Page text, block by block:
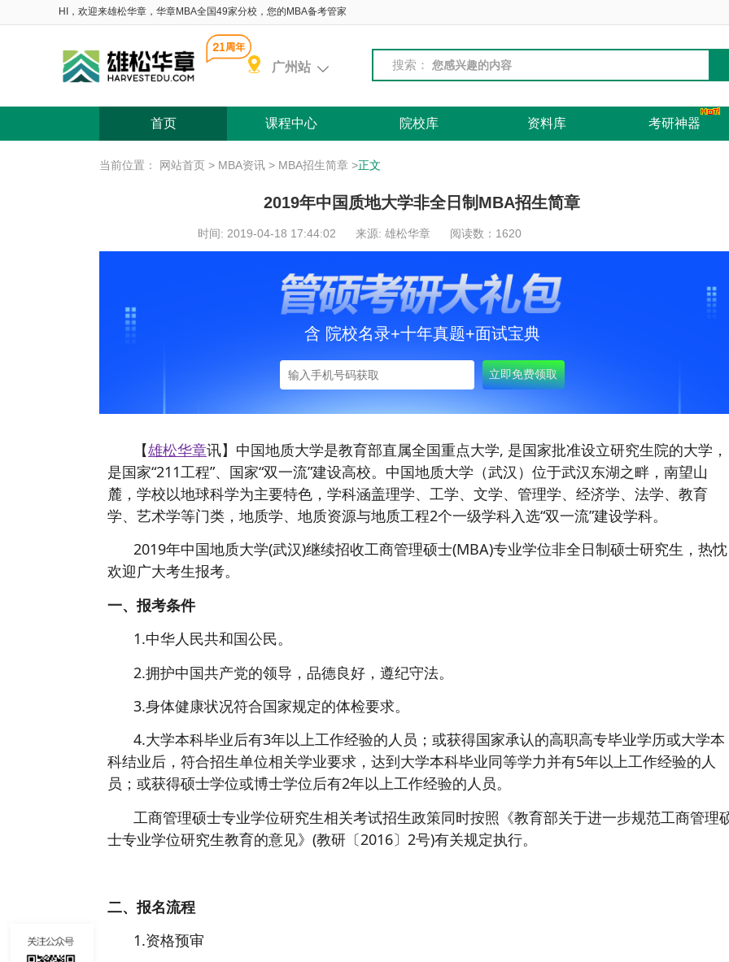
HI，欢迎来雄松华章，华章MBA全国49家分校，您的MBA备考管家
广州站 搜索：
首页 课程中心 院校库 资料库 考研神器
当前位置： 网站首页 > MBA资讯 > MBA招生简章 >正文
2019年中国质地大学非全日制MBA招生简章
时间: 2019-04-18 17:44:02 来源: 雄松华章 阅读数： 1620
含 院校名录+十年真题+面试宝典
【雄松华章讯】中国地质大学是教育部直属全国重点大学, 是国家批准设立研究生院的大学，
是国家“211工程”、国家“双一流”建设高校。中国地质大学（武汉）位于武汉东湖之畔，南望山
麓，学校以地球科学为主要特色，学科涵盖理学、工学、文学、管理学、经济学、法学、教育
学、艺术学等门类，地质学、地质资源与地质工程2个一级学科入选“双一流”建设学科。
2019年中国地质大学(武汉)继续招收工商管理硕士(MBA)专业学位非全日制硕士研究生，热忱
欢迎广大考生报考。
一、报考条件
1.中华人民共和国公民。
2.拥护中国共产党的领导，品德良好，遵纪守法。
3.身体健康状况符合国家规定的体检要求。
4.大学本科毕业后有3年以上工作经验的人员；或获得国家承认的高职高专毕业学历或大学本
科结业后，符合招生单位相关学业要求，达到大学本科毕业同等学力并有5年以上工作经验的人
员；或获得硕士学位或博士学位后有2年以上工作经验的人员。
工商管理硕士专业学位研究生相关考试招生政策同时按照《教育部关于进一步规范工商管理
士专业学位研究生教育的意见》(教研〔2016〕2号)有关规定执行。
二、报名流程
1.资格预审